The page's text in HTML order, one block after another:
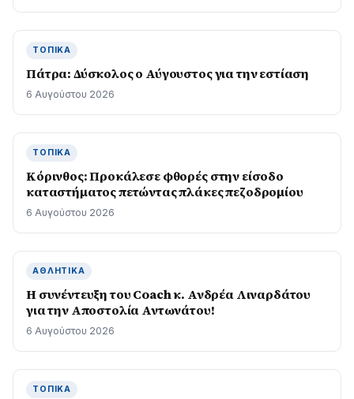
ΤΟΠΙΚΆ
Πάτρα: Δύσκολος ο Αύγουστος για την εστίαση
6 Αυγούστου 2026
ΤΟΠΙΚΆ
Κόρινθος: Προκάλεσε φθορές στην είσοδο
καταστήματος πετώντας πλάκες πεζοδρομίου
6 Αυγούστου 2026
ΑΘΛΗΤΙΚΆ
H συνέντευξη του Coach κ. Ανδρέα Λιναρδάτου
για την Αποστολία Αντωνάτου!
6 Αυγούστου 2026
ΤΟΠΙΚΆ